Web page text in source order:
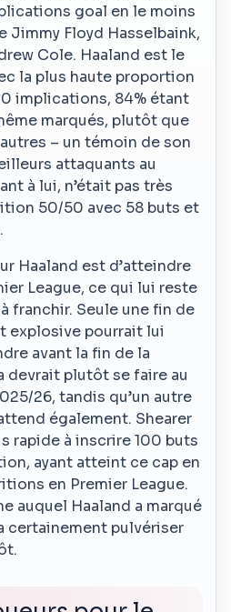
goal en le moins
Jimmy Floyd Hasselbaink,
Cole. Haaland est le
la plus haute proportion
implications, 84% étant
marqués, plutôt que
– un témoin de son
attaquants au
à lui, n’était pas très
50/50 avec 58 buts et
Haaland est d’atteindre
League, ce qui lui reste
franchir. Seule une fin de
explosive pourrait lui
avant la fin de la
devrait plutôt se faire au
26, tandis qu’un autre
également. Shearer
rapide à inscrire 100 buts
ayant atteint ce cap en
en Premier League.
auquel Haaland a marqué
certainement pulvériser